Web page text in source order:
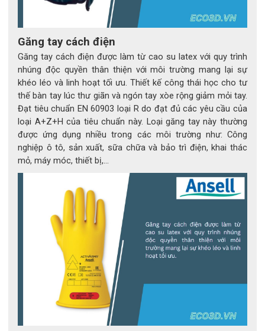
Găng tay cách điện
Găng tay cách điện được làm từ cao su latex với quy trình
nhúng độc quyền thân thiện với môi trường mang lại sự
khéo léo và linh hoạt tối ưu. Thiết kế công thái học cho tư
thế bàn tay lúc thư giãn và ngón tay xòe rộng giảm mỏi tay.
Đạt tiêu chuẩn EN 60903 loại R do đạt đủ các yêu cầu của
loại A+Z+H của tiêu chuẩn này. Loại găng tay này thường
được ứng dụng nhiều trong các môi trường như: Công
nghiệp ô tô, sản xuất, sữa chữa và bảo trì điện, khai thác
mỏ, máy móc, thiết bị,...